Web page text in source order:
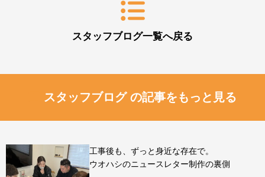
スタッフブログ一覧へ戻る
スタッフブログ の記事をもっと見る
工事後も、ずっと身近な存在で。
ウオハシのニュースレター制作の裏側